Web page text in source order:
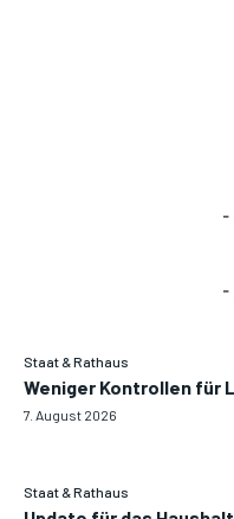
-
-
Staat & Rathaus
Weniger Kontrollen für
7. August 2026
Staat & Rathaus